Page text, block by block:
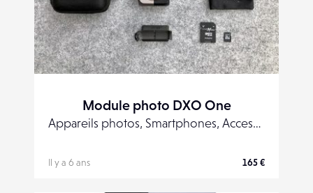
Module photo DXO One
Appareils photos, Smartphones, Accessoires
Il y a 6 ans 165 €